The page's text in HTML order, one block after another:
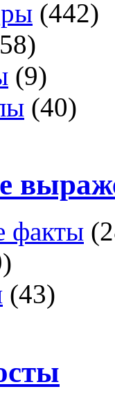
(442)
(9)
(40)
факты
(43)